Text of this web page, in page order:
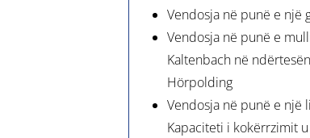
Vendosja në punë e një
Vendosja në punë e
Kaltenbach në
Hörpolding
Vendosja në punë e
Kapaciteti i kokërrzimit